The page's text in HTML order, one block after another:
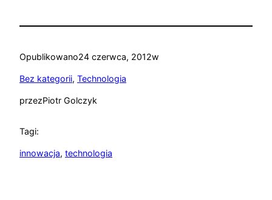
Opublikowano24 czerwca, 2012w
Bez kategorii, Technologia
przezPiotr Golczyk
Tagi:
innowacja, technologia